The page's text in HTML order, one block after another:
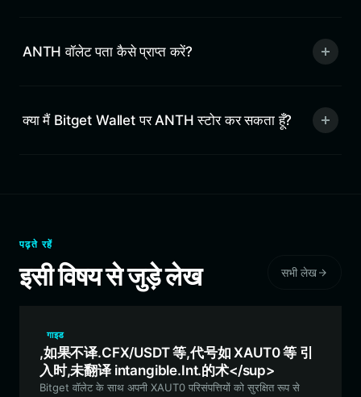
ANTH वॉलेट पता कैसे प्राप्त करें?
क्या मैं Bitget Wallet पर ANTH स्टोर कर सकता हूँ?
पढ़ते रहें
इसी विषय से जुड़े लेख सभी लेख
गाइड
,如果不译.CFX/USDT 等,代号如 XAUT0 等 引
入时,未翻译 intangible.Int.的术</sup>
Bitget वॉलेट के साथ अपनी XAUT0 परिसंपत्तियों को सुरक्षित रूप से